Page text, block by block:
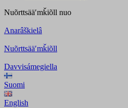
Nuõrttsääʹmǩiõll nuo
Anarâškielâ
Nuõrttsääʹmǩiõll
Davvisámegiella
Suomi
English